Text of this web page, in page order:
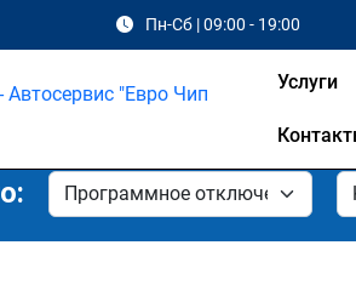
Пн-Сб | 09:00 - 19:00
Услуги